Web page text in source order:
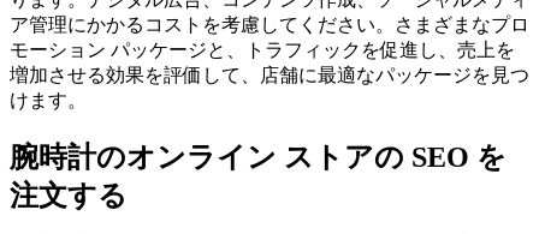
ア管理にかかるコストを考慮してください。さまざまなプロ
モーション パッケージと、トラフィックを促進し、売上を
増加させる効果を評価して、店舗に最適なパッケージを見つ
けます。
腕時計のオンライン ストアの SEO を
注文する